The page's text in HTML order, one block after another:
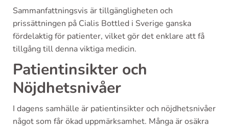
Sammanfattningsvis är tillgängligheten och
prissättningen på Cialis Bottled i Sverige ganska
fördelaktig för patienter, vilket gör det enklare att få
tillgång till denna viktiga medicin.
Patientinsikter och
Nöjdhetsnivåer
I dagens samhälle är patientinsikter och nöjdhetsnivåer
något som får ökad uppmärksamhet. Många är osäkra